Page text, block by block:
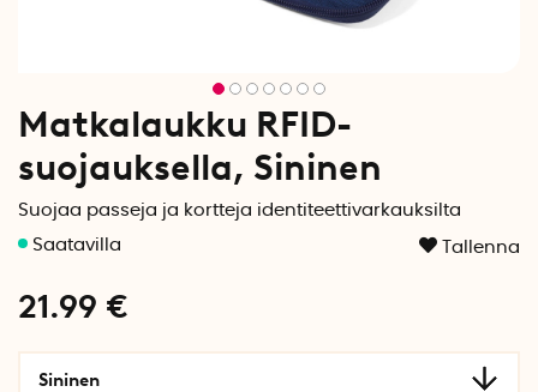
Matkalaukku RFID-
suojauksella, Sininen
Suojaa passeja ja kortteja identiteettivarkauksilta
Tallenna
21.99 €
Sininen